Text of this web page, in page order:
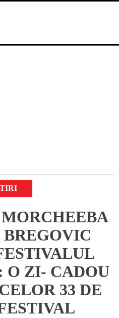
O ZI- CADOU
33 DE